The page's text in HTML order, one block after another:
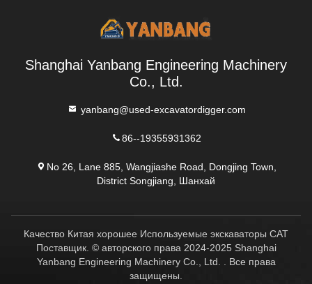
Shanghai Yanbang Engineering Machinery
Co., Ltd.
yanbang@used-excavatordigger.com
86--19355931362
No 26, Lane 885, Wangjiashe Road, Dongjing Town,
District Songjiang, Шанхай
Качество Китая хорошее Используемые экскаваторы CAT
Поставщик. © авторского права 2024-2025 Shanghai
Yanbang Engineering Machinery Co., Ltd. . Все права
защищены.